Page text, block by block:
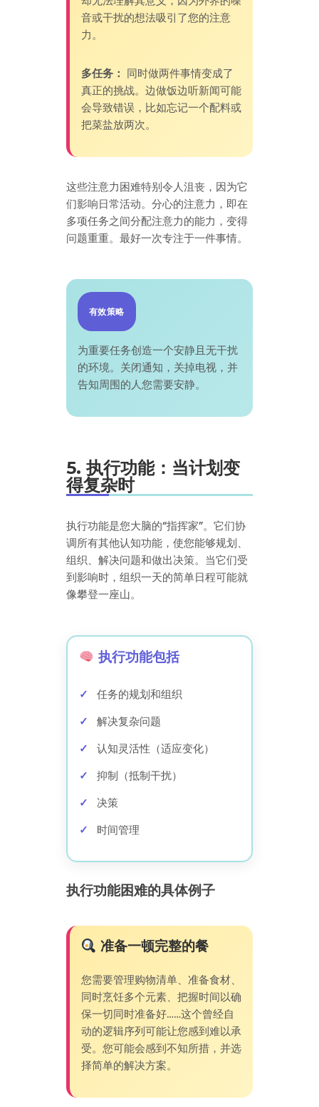
音或干扰的想法吸引了您的注意
力。
多任务： 同时做两件事情变成了
真正的挑战。边做饭边听新闻可能
会导致错误，比如忘记一个配料或
把菜盐放两次。
这些注意力困难特别令人沮丧，因为它
们影响日常活动。分心的注意力，即在
多项任务之间分配注意力的能力，变得
问题重重。最好一次专注于一件事情。
有效策略
为重要任务创造一个安静且无干扰
的环境。关闭通知，关掉电视，并
告知周围的人您需要安静。
5. 执行功能：当计划变
得复杂时
执行功能是您大脑的“指挥家”。它们协
调所有其他认知功能，使您能够规划、
组织、解决问题和做出决策。当它们受
到影响时，组织一天的简单日程可能就
像攀登一座山。
执行功能包括
任务的规划和组织
解决复杂问题
认知灵活性（适应变化）
抑制（抵制干扰）
决策
时间管理
执行功能困难的具体例子
准备一顿完整的餐
您需要管理购物清单、准备食材、
同时烹饪多个元素、把握时间以确
保一切同时准备好……这个曾经自
动的逻辑序列可能让您感到难以承
受。您可能会感到不知所措，并选
择简单的解决方案。